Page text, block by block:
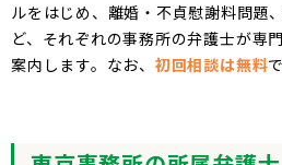
ルをはじめ、離婚・不貞慰謝料問題
ど、それぞれの事務所の弁護士が専
案内します。なお、 初回相談は無料